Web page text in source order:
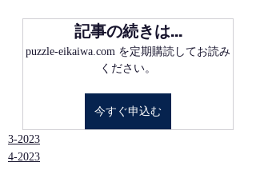
記事の続きは…
puzzle-eikaiwa.com を定期購読してお読み
ください。
今すぐ申込む
3-2023
4-2023